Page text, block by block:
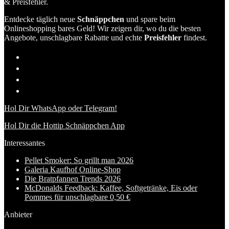
& Preisfehler.
Entdecke täglich neue Schnäppchen und spare beim
Onlineshopping bares Geld! Wir zeigen dir, wo du die besten
Angebote, unschlagbare Rabatte und echte Preisfehler findest.
Hol Dir WhatsApp oder Telegram!
Hol Dir die Hottip Schnäppchen App
Interessantes
Pellet Smoker: So grillt man 2026
Galeria Kaufhof Online-Shop
Die Bratpfannen Trends 2026
McDonalds Feedback: Kaffee, Softgetränke, Eis oder
Pommes für unschlagbare 0,50 €
Anbieter